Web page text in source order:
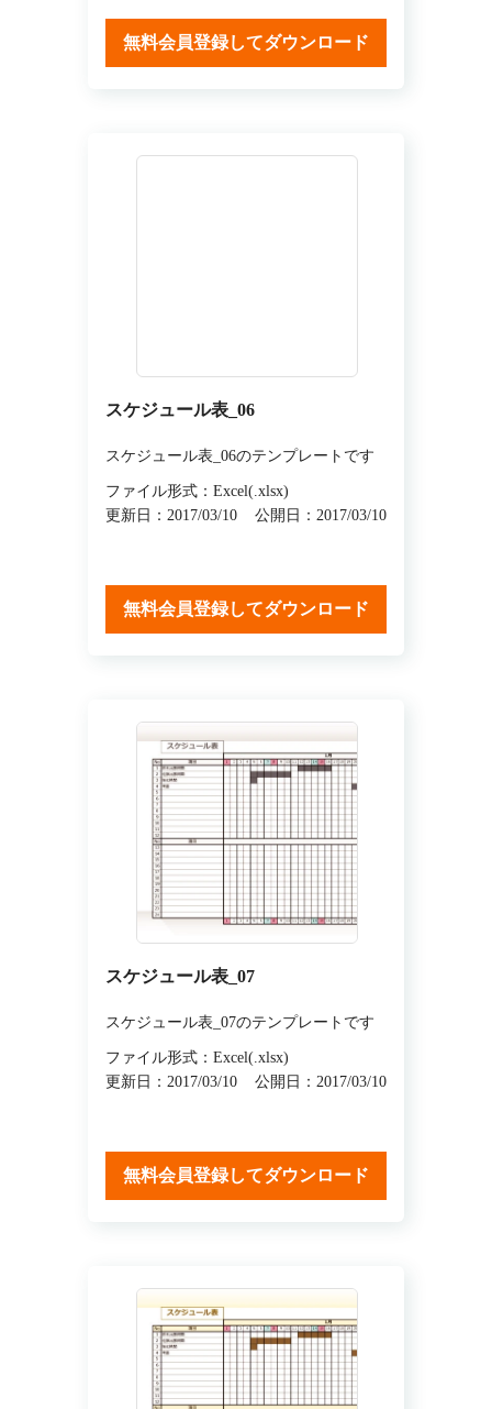
無料会員登録してダウンロード
スケジュール表_06
スケジュール表_06のテンプレートです
ファイル形式：Excel(.xlsx)
更新日：2017/03/10
公開日：2017/03/10
無料会員登録してダウンロード
スケジュール表_07
スケジュール表_07のテンプレートです
ファイル形式：Excel(.xlsx)
更新日：2017/03/10
公開日：2017/03/10
無料会員登録してダウンロード